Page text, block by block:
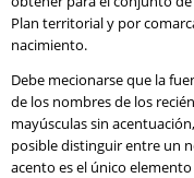
Plan territorial y por
nacimiento.
Debe mecionarse que la
de los nombres de los
mayúsculas sin
posible distinguir entre un
acento es el único